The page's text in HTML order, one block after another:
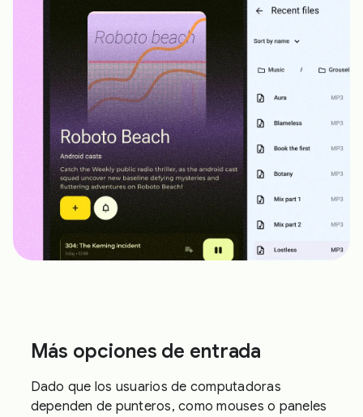
Más opciones de entrada
Dado que los usuarios de computadoras
dependen de punteros, como mouses o paneles